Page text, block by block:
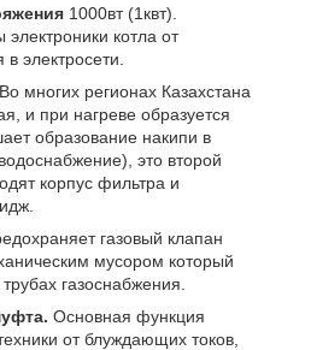
1000вт (1квт).
котла от
электросети.
Во многих регионах Казахстана
и при нагреве образуется
образование накипи в
это второй
корпус фильтра и
газовый клапан
мусором который
газоснабжения.
Основная функция
от блуждающих токов,